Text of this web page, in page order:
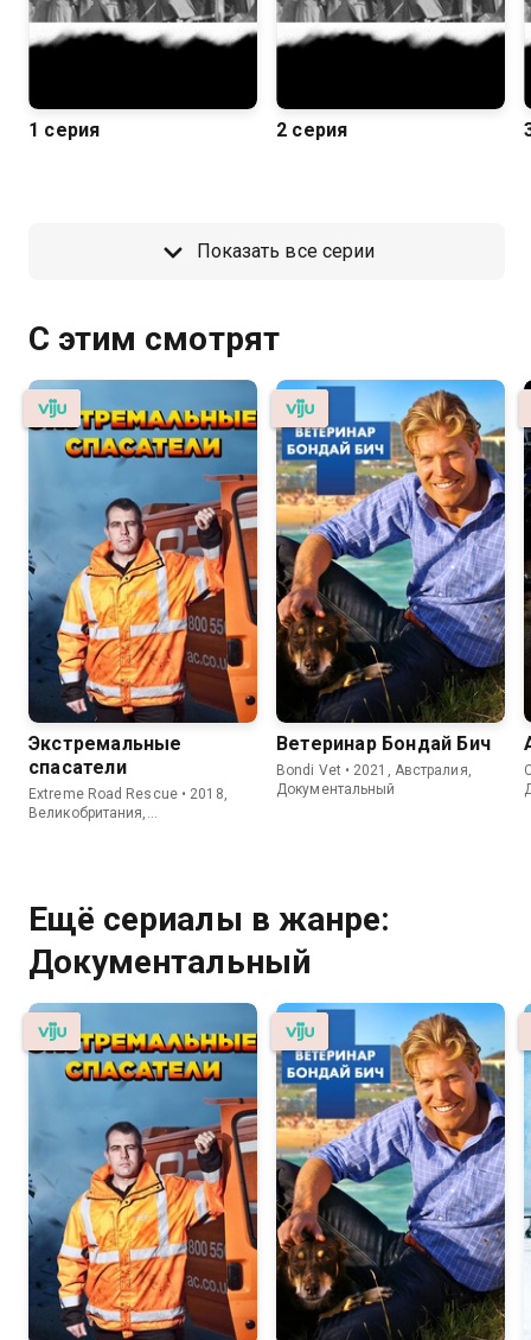
1 серия 2 серия
Показать все серии
С этим смотрят
Экстремальные
спасатели
Extreme Road Rescue • 2018,
Великобритания,
Ветеринар Бондай Бич
Bondi Vet • 2021, Австралия,
Документальный
Ещё сериалы в жанре:
Документальный